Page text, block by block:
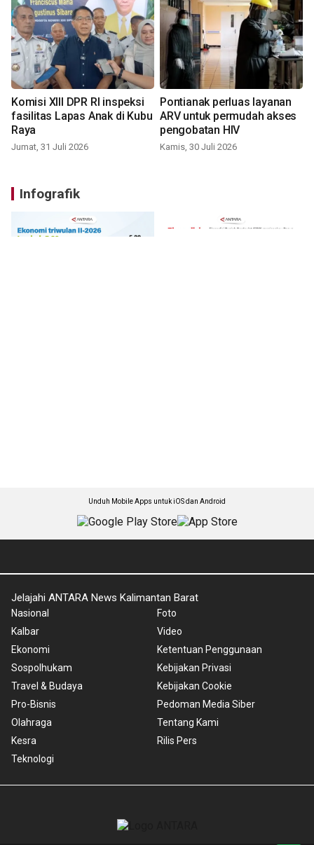
Komisi XIII DPR RI inspeksi
fasilitas Lapas Anak di Kubu
Raya
Jumat, 31 Juli 2026
Pontianak perluas layanan
ARV untuk permudah akses
pengobatan HIV
Kamis, 30 Juli 2026
Infografik
Unduh Mobile Apps untuk iOS dan Android
Jelajahi ANTARA News Kalimantan Barat
Nasional
Kalbar
Ekonomi
Sospolhukam
Travel & Budaya
Pro-Bisnis
Olahraga
Kesra
Teknologi
Foto
Video
Ketentuan Penggunaan
Kebijakan Privasi
Kebijakan Cookie
Pedoman Media Siber
Tentang Kami
Rilis Pers